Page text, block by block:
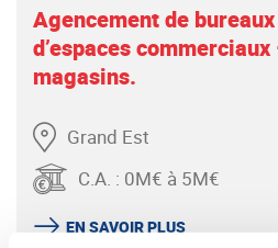
Agencement de
d’espaces
magasins.
Grand Est
C.A. : 0M€ à 5M€
EN SAVOIR PLUS